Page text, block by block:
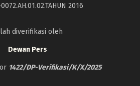
2016
diverifikasi oleh
Dewan Pers
1422/DP-Verifikasi/K/X/2025